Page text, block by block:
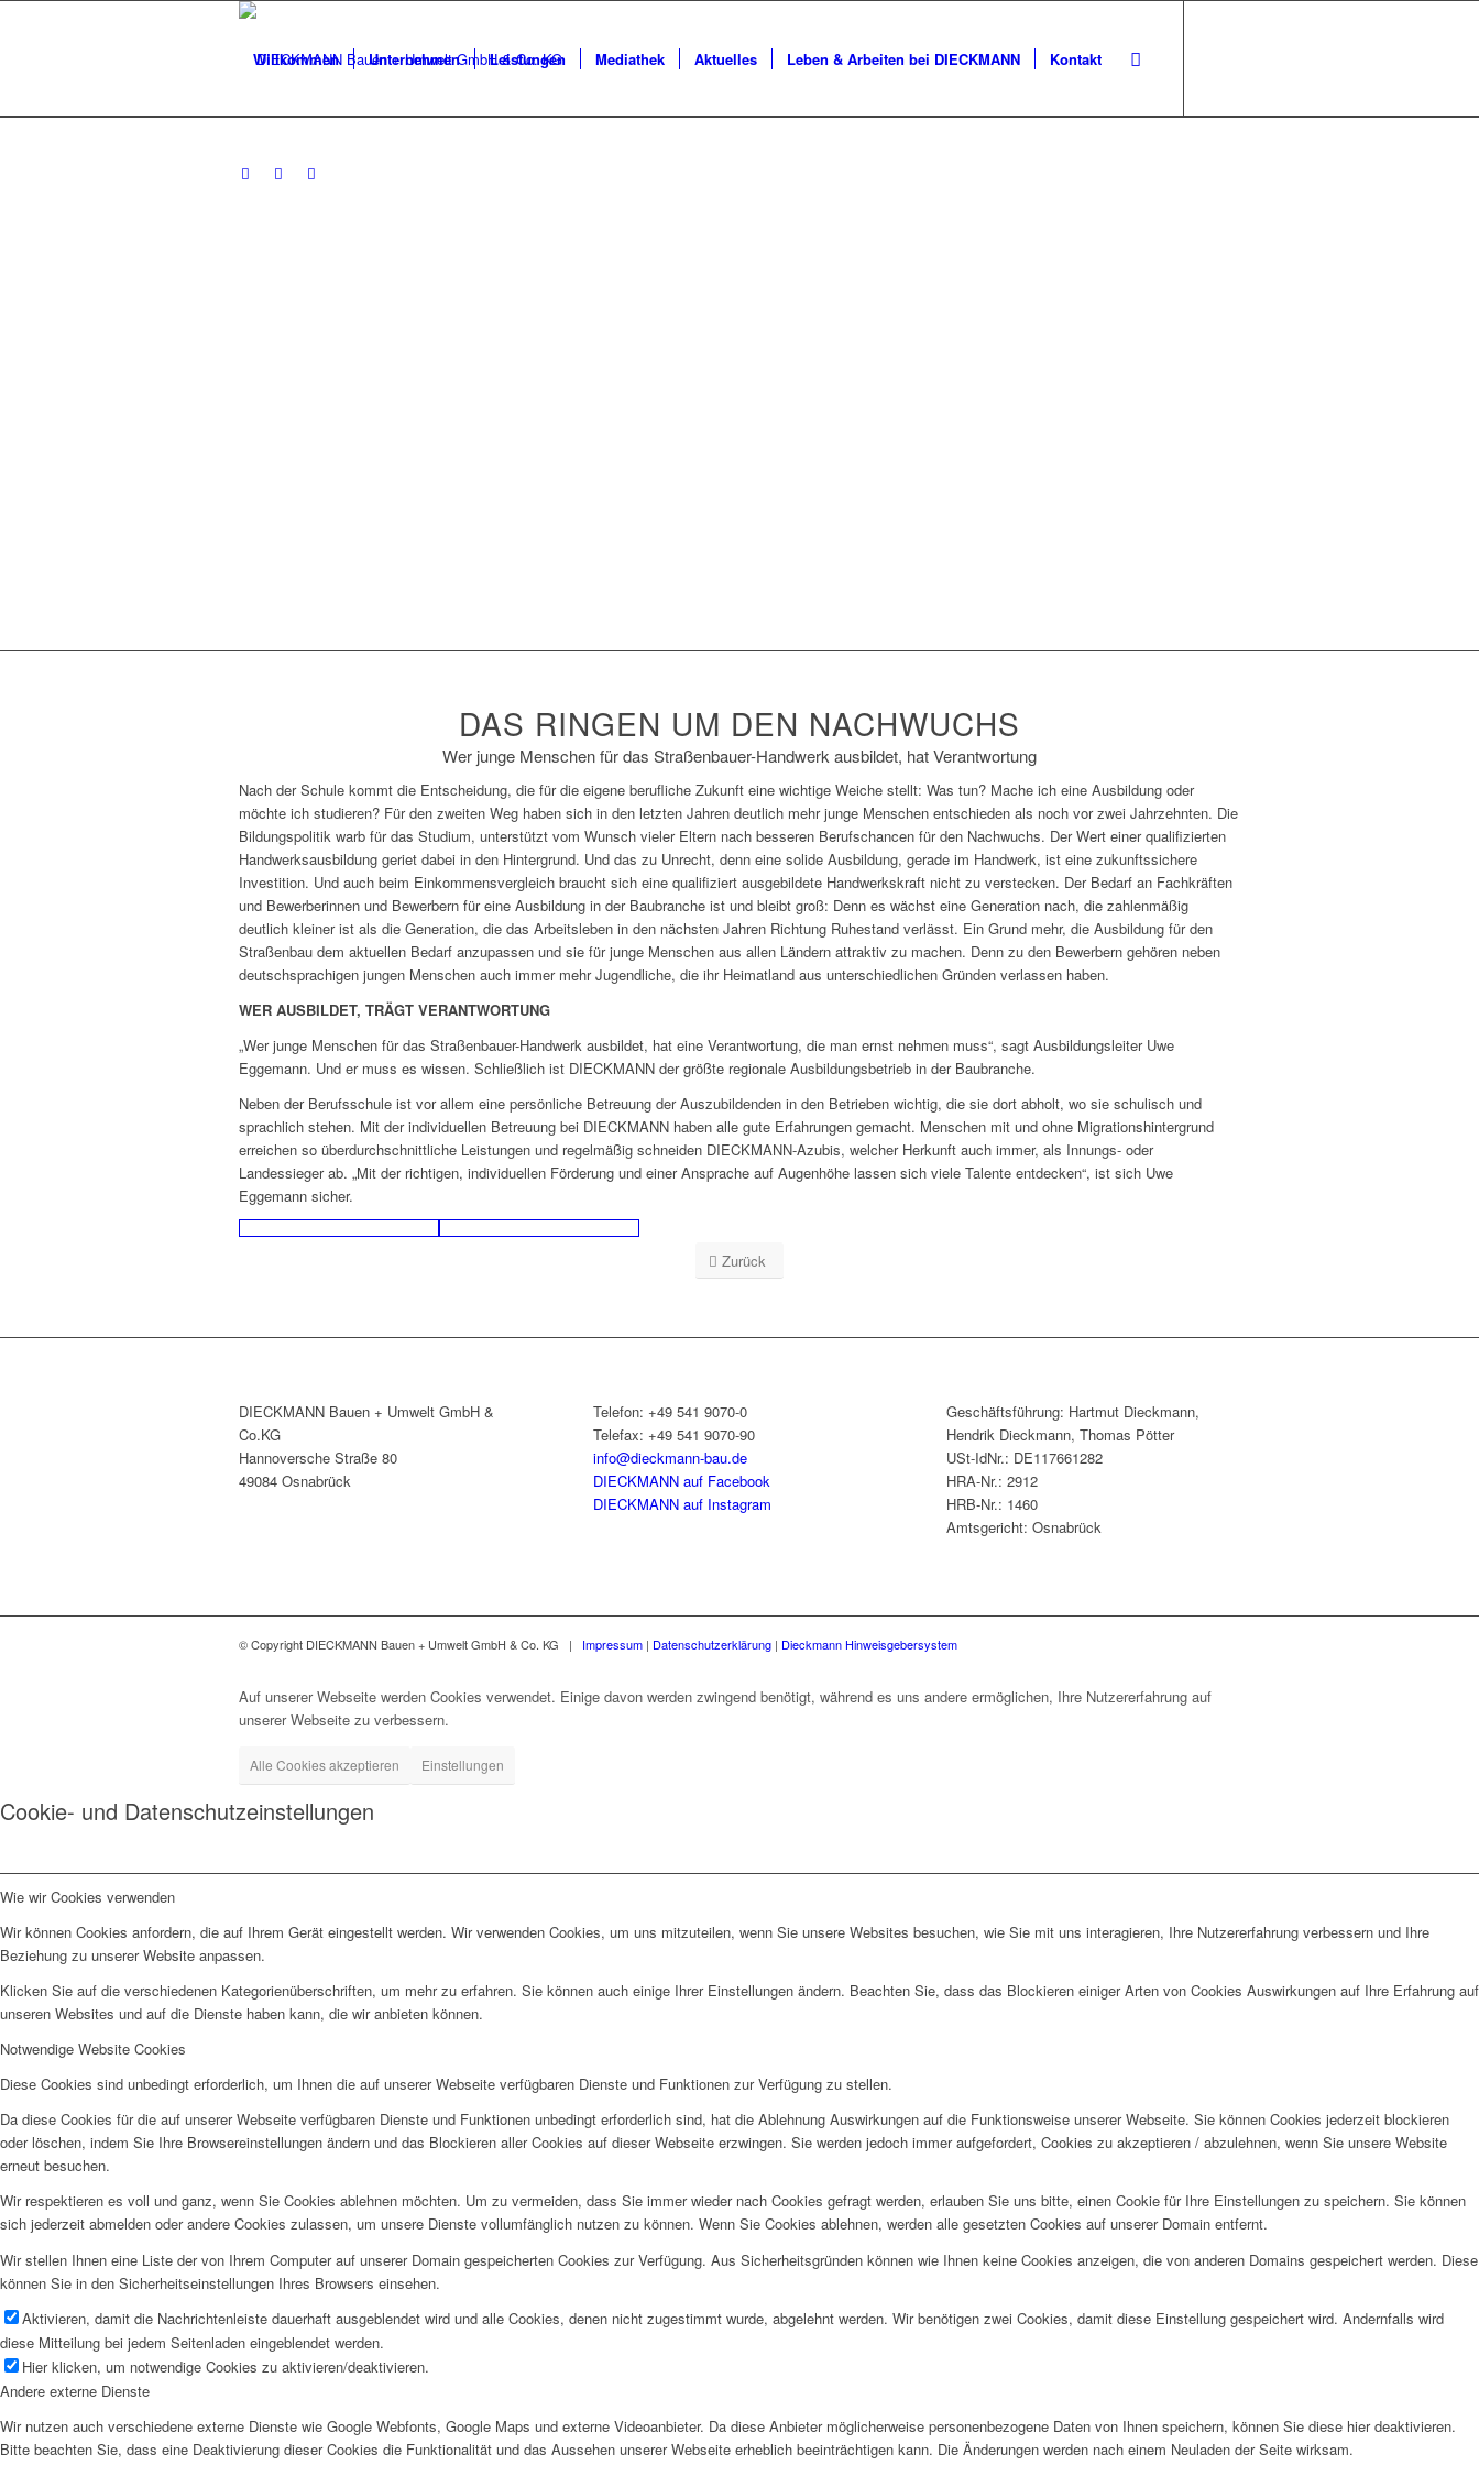
Willkommen Unternehmen Leistungen Mediathek Aktuelles Leben & Arbeiten bei DIECKMANN Kontakt
DAS RINGEN UM DEN NACHWUCHS
Wer junge Menschen für das Straßenbauer-Handwerk ausbildet, hat Verantwortung
Nach der Schule kommt die Entscheidung, die für die eigene berufliche Zukunft eine wichtige Weiche stellt: Was tun? Mache ich eine Ausbildung oder
möchte ich studieren? Für den zweiten Weg haben sich in den letzten Jahren deutlich mehr junge Menschen entschieden als noch vor zwei Jahrzehnten. Die
Bildungspolitik warb für das Studium, unterstützt vom Wunsch vieler Eltern nach besseren Berufschancen für den Nachwuchs. Der Wert einer qualifizierten
Handwerksausbildung geriet dabei in den Hintergrund. Und das zu Unrecht, denn eine solide Ausbildung, gerade im Handwerk, ist eine zukunftssichere
Investition. Und auch beim Einkommensvergleich braucht sich eine qualifiziert ausgebildete Handwerkskraft nicht zu verstecken. Der Bedarf an Fachkräften
und Bewerberinnen und Bewerbern für eine Ausbildung in der Baubranche ist und bleibt groß: Denn es wächst eine Generation nach, die zahlenmäßig
deutlich kleiner ist als die Generation, die das Arbeitsleben in den nächsten Jahren Richtung Ruhestand verlässt. Ein Grund mehr, die Ausbildung für den
Straßenbau dem aktuellen Bedarf anzupassen und sie für junge Menschen aus allen Ländern attraktiv zu machen. Denn zu den Bewerbern gehören neben
deutschsprachigen jungen Menschen auch immer mehr Jugendliche, die ihr Heimatland aus unterschiedlichen Gründen verlassen haben.
WER AUSBILDET, TRÄGT VERANTWORTUNG
„Wer junge Menschen für das Straßenbauer-Handwerk ausbildet, hat eine Verantwortung, die man ernst nehmen muss“, sagt Ausbildungsleiter Uwe
Eggemann. Und er muss es wissen. Schließlich ist DIECKMANN der größte regionale Ausbildungsbetrieb in der Baubranche.
Neben der Berufsschule ist vor allem eine persönliche Betreuung der Auszubildenden in den Betrieben wichtig, die sie dort abholt, wo sie schulisch und
sprachlich stehen. Mit der individuellen Betreuung bei DIECKMANN haben alle gute Erfahrungen gemacht. Menschen mit und ohne Migrationshintergrund
erreichen so überdurchschnittliche Leistungen und regelmäßig schneiden DIECKMANN-Azubis, welcher Herkunft auch immer, als Innungs- oder
Landessieger ab. „Mit der richtigen, individuellen Förderung und einer Ansprache auf Augenhöhe lassen sich viele Talente entdecken“, ist sich Uwe
Eggemann sicher.
Zurück
DIECKMANN Bauen + Umwelt GmbH &
Co.KG
Hannoversche Straße 80
49084 Osnabrück
Telefon: +49 541 9070-0
Telefax: +49 541 9070-90
info@dieckmann-bau.de
DIECKMANN auf Facebook
DIECKMANN auf Instagram
Geschäftsführung: Hartmut Dieckmann,
Hendrik Dieckmann, Thomas Pötter
USt-IdNr.: DE117661282
HRA-Nr.: 2912
HRB-Nr.: 1460
Amtsgericht: Osnabrück
© Copyright DIECKMANN Bauen + Umwelt GmbH & Co. KG | Impressum | Datenschutzerklärung | Dieckmann Hinweisgebersystem
Auf unserer Webseite werden Cookies verwendet. Einige davon werden zwingend benötigt, während es uns andere ermöglichen, Ihre Nutzererfahrung auf
unserer Webseite zu verbessern.
Alle Cookies akzeptieren Einstellungen
Cookie- und Datenschutzeinstellungen
Wie wir Cookies verwenden
Wir können Cookies anfordern, die auf Ihrem Gerät eingestellt werden. Wir verwenden Cookies, um uns mitzuteilen, wenn Sie unsere Websites besuchen, wie Sie mit uns interagieren, Ihre Nutzererfahrung verbessern und Ihre
Beziehung zu unserer Website anpassen.
Klicken Sie auf die verschiedenen Kategorienüberschriften, um mehr zu erfahren. Sie können auch einige Ihrer Einstellungen ändern. Beachten Sie, dass das Blockieren einiger Arten von Cookies Auswirkungen auf Ihre Erfahrung auf
unseren Websites und auf die Dienste haben kann, die wir anbieten können.
Notwendige Website Cookies
Diese Cookies sind unbedingt erforderlich, um Ihnen die auf unserer Webseite verfügbaren Dienste und Funktionen zur Verfügung zu stellen.
Da diese Cookies für die auf unserer Webseite verfügbaren Dienste und Funktionen unbedingt erforderlich sind, hat die Ablehnung Auswirkungen auf die Funktionsweise unserer Webseite. Sie können Cookies jederzeit blockieren
oder löschen, indem Sie Ihre Browsereinstellungen ändern und das Blockieren aller Cookies auf dieser Webseite erzwingen. Sie werden jedoch immer aufgefordert, Cookies zu akzeptieren / abzulehnen, wenn Sie unsere Website
erneut besuchen.
Wir respektieren es voll und ganz, wenn Sie Cookies ablehnen möchten. Um zu vermeiden, dass Sie immer wieder nach Cookies gefragt werden, erlauben Sie uns bitte, einen Cookie für Ihre Einstellungen zu speichern. Sie können
sich jederzeit abmelden oder andere Cookies zulassen, um unsere Dienste vollumfänglich nutzen zu können. Wenn Sie Cookies ablehnen, werden alle gesetzten Cookies auf unserer Domain entfernt.
Wir stellen Ihnen eine Liste der von Ihrem Computer auf unserer Domain gespeicherten Cookies zur Verfügung. Aus Sicherheitsgründen können wie Ihnen keine Cookies anzeigen, die von anderen Domains gespeichert werden. Diese
können Sie in den Sicherheitseinstellungen Ihres Browsers einsehen.
Aktivieren, damit die Nachrichtenleiste dauerhaft ausgeblendet wird und alle Cookies, denen nicht zugestimmt wurde, abgelehnt werden. Wir benötigen zwei Cookies, damit diese Einstellung gespeichert wird. Andernfalls wird
diese Mitteilung bei jedem Seitenladen eingeblendet werden.
Hier klicken, um notwendige Cookies zu aktivieren/deaktivieren.
Andere externe Dienste
Wir nutzen auch verschiedene externe Dienste wie Google Webfonts, Google Maps und externe Videoanbieter. Da diese Anbieter möglicherweise personenbezogene Daten von Ihnen speichern, können Sie diese hier deaktivieren.
Bitte beachten Sie, dass eine Deaktivierung dieser Cookies die Funktionalität und das Aussehen unserer Webseite erheblich beeinträchtigen kann. Die Änderungen werden nach einem Neuladen der Seite wirksam.